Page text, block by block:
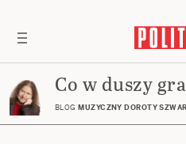
Co w duszy gra
BLOG MUZYCZNY DOROTY